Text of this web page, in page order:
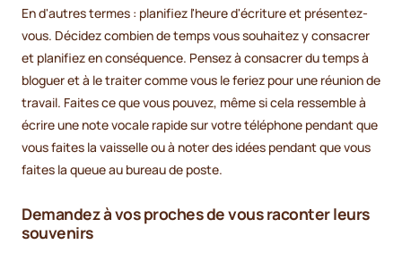
En d'autres termes : planifiez l'heure d'écriture et présentez-
vous. Décidez combien de temps vous souhaitez y consacrer
et planifiez en conséquence. Pensez à consacrer du temps à
bloguer et à le traiter comme vous le feriez pour une réunion de
travail. Faites ce que vous pouvez, même si cela ressemble à
écrire une note vocale rapide sur votre téléphone pendant que
vous faites la vaisselle ou à noter des idées pendant que vous
faites la queue au bureau de poste.
Demandez à vos proches de vous raconter leurs
souvenirs